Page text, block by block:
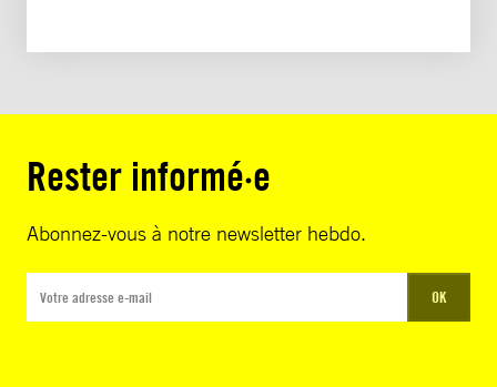
Rester informé·e
Abonnez-vous à notre newsletter hebdo.
OK